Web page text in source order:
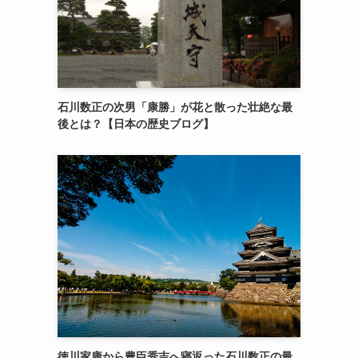
石川数正の次男「康勝」が花と散った壮絶な最
後とは？【日本の歴史ブログ】